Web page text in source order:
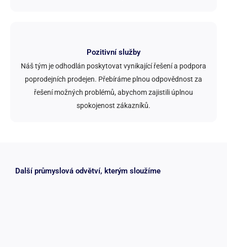
Pozitivní služby
Náš tým je odhodlán poskytovat vynikající řešení a podpora
poprodejních prodejen. Přebíráme plnou odpovědnost za
řešení možných problémů, abychom zajistili úplnou
spokojenost zákazníků.
Další průmyslová odvětví, kterým sloužíme